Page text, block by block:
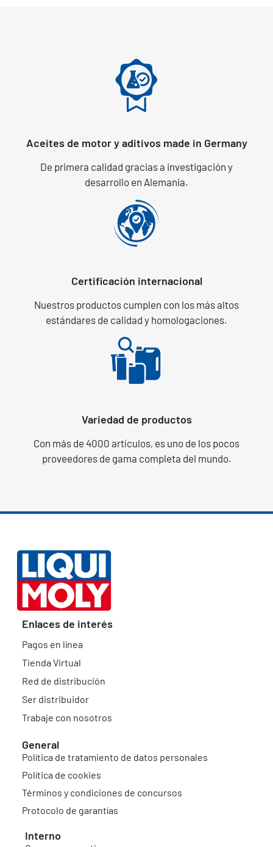
Aceites de motor y aditivos made in Germany
De primera calidad gracias a investigación y
desarrollo en Alemania.
Certificación internacional
Nuestros productos cumplen con los más altos
estándares de calidad y homologaciones.
Variedad de productos
Con más de 4000 artículos, es uno de los pocos
proveedores de gama completa del mundo.
Enlaces de interés
Pagos en línea
Tienda Virtual
Red de distribución
Ser distribuidor
Trabaje con nosotros
General
Política de tratamiento de datos personales
Política de cookies
Términos y condiciones de concursos
Protocolo de garantías
Interno